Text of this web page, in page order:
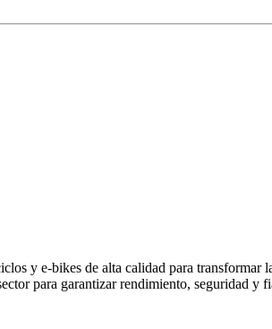
y e-bikes de alta calidad para
para garantizar rendimiento, seguridad